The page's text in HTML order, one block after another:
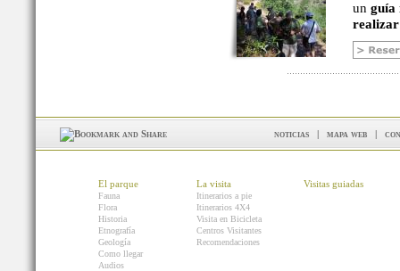
un guía
noticias | mapa web |
El parque
Fauna
Flora
Historia
Etnografía
Geología
Como llegar
Audios
La visita
Itinerarios a pie
Itinerarios 4X4
Visita en Bicicleta
Centros Visitantes
Recomendaciones
Visitas guiadas